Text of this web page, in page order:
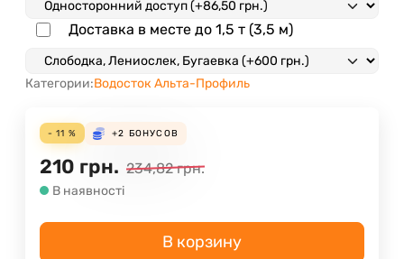
Доставка в месте до 1,5 т (3,5 м)
Категории:Водосток Альта-Профиль
- 11 % +2 БОНУСОВ
210 грн. 234,82 грн.
В наявності
В корзину